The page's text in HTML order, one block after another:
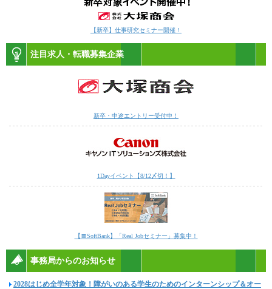
【新卒】仕事研究セミナー開催！
注目求人・転職募集企業
新卒・中途エントリー受付中！
1Dayイベント【8/12〆切！】
【〓SoftBank】「Real Jobセミナー」募集中！
事務局からのお知らせ
2028はじめ全学年対象！障がいのある学生のためのインターンシップ＆オー